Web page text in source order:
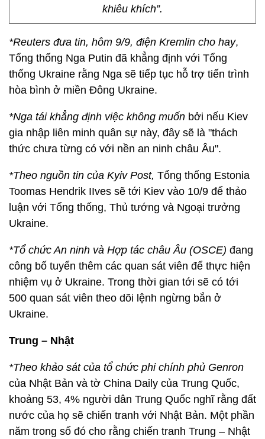
khiêu khích”.
*Reuters đưa tin, hôm 9/9, điện Kremlin cho hay,
Tổng thống Nga Putin đã khẳng định với Tổng
thống Ukraine rằng Nga sẽ tiếp tục hỗ trợ tiến trình
hòa bình ở miền Đông Ukraine.
*Nga tái khẳng định việc không muốn bởi nếu Kiev
gia nhập liên minh quân sự này, đây sẽ là "thách
thức chưa từng có với nền an ninh châu Âu".
*Theo nguồn tin của Kyiv Post, Tổng thống Estonia
Toomas Hendrik IIves sẽ tới Kiev vào 10/9 để thảo
luận với Tổng thống, Thủ tướng và Ngoại trưởng
Ukraine.
*Tổ chức An ninh và Hợp tác châu Âu (OSCE) đang
công bố tuyển thêm các quan sát viên để thực hiện
nhiệm vụ ở Ukraine. Trong thời gian tới sẽ có tới
500 quan sát viên theo dõi lệnh ngừng bắn ở
Ukraine.
Trung – Nhật
*Theo khảo sát của tổ chức phi chính phủ Genron
của Nhật Bản và tờ China Daily của Trung Quốc,
khoảng 53, 4% người dân Trung Quốc nghĩ rằng đất
nước của họ sẽ chiến tranh với Nhật Bản. Một phần
năm trong số đó cho rằng chiến tranh Trung – Nhật